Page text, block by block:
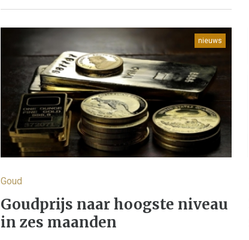
nieuws
Goud
Goudprijs naar hoogste niveau
in zes maanden